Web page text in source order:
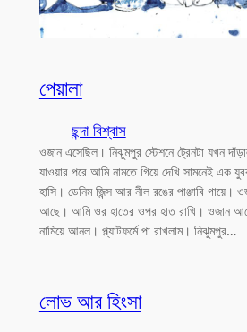
পেয়ালা
ছন্দা বিশ্বাস
ওজান এসেছিল। নিঝুমপুর স্টেশনে ট্রেনটা যখন
যাওয়ার পরে আমি নামতে গিয়ে দেখি সামনেই এক
হাসি। ডেনিম জিন্স আর নীল রঙের পাঞ্জাবি গায়ে।
আছে। আমি ওর হাতের ওপর হাত রাখি। ওজান
নামিয়ে আনল। প্ল্যাটফর্মে পা রাখলাম। নিঝুমপুর…
লোভ আর হিংসা